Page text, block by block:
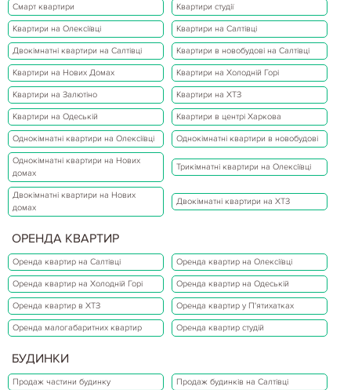
Смарт квартири Квартири студії
Квартири на Олексіївці Квартири на Салтівці
Двокімнатні квартири на Салтівці Квартири в новобудові на Салтівці
Квартири на Нових Домах Квартири на Холодній Горі
Квартири на Залютіно Квартири на ХТЗ
Квартири на Одеській Квартири в центрі Харкова
Однокімнатні квартири на Олексіївці Однокімнатні квартири в новобудові
Однокімнатні квартири на Нових
домах
Трикімнатні квартири на Олексіївці
Двокімнатні квартири на Нових
домах
Двокімнатні квартири на ХТЗ
ОРЕНДА КВАРТИР
Оренда квартир на Салтівці Оренда квартир на Олексіївці
Оренда квартир на Холодній Горі Оренда квартир на Одеській
Оренда квартир в ХТЗ Оренда квартир у П'ятихатках
Оренда малогабаритних квартир Оренда квартир студій
БУДИНКИ
Продаж частини будинку Продаж будинків на Салтівці